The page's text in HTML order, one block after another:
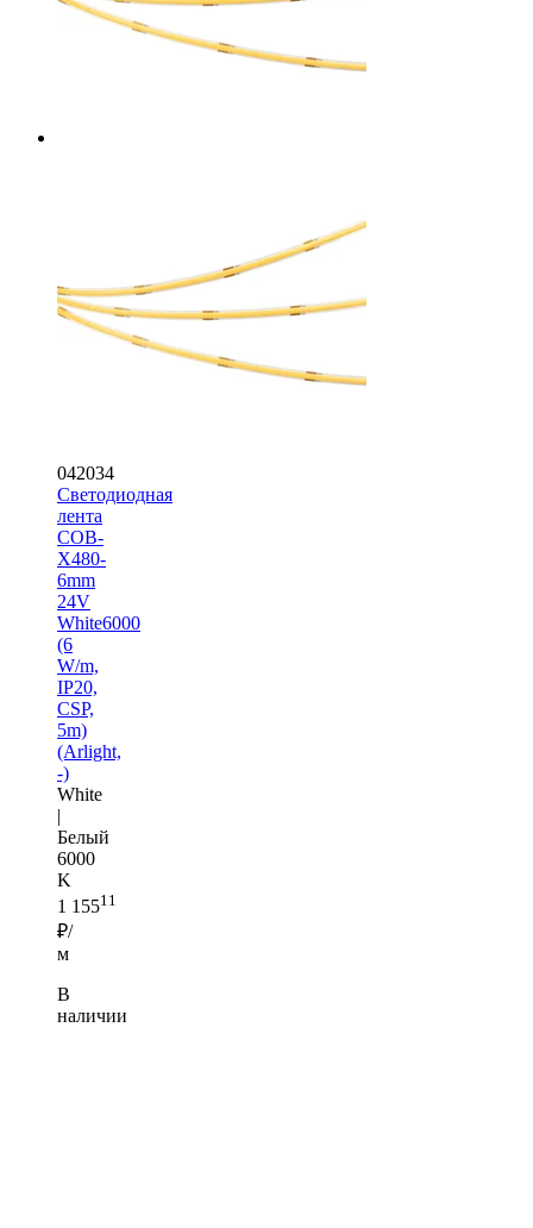
042034
Светодиодная
лента
COB-
X480-
6mm
24V
White6000
(6
W/m,
IP20,
CSP,
5m)
(Arlight,
-)
White
|
Белый
6000
K
1 15511
₽/
м
В
наличии